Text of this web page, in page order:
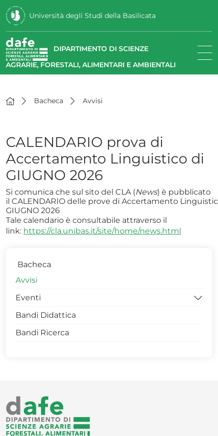
Università degli Studi della Basilicata
DIPARTIMENTO DI SCIENZE
AGRARIE, FORESTALI, ALIMENTARI E AMBIENTALI
Bacheca Avvisi
CALENDARIO prova di
Accertamento Linguistico di
GIUGNO 2026
Si comunica che sul sito del CLA (News) è pubblicato
il CALENDARIO delle prove di Accertamento
GIUGNO 2026
Tale calendario è consultabile attraverso il
link: https://cla.unibas.it/site/home/news.html
Bacheca
Avvisi
Eventi
Workshop
Convegni
Bandi Didattica
Bandi Ricerca